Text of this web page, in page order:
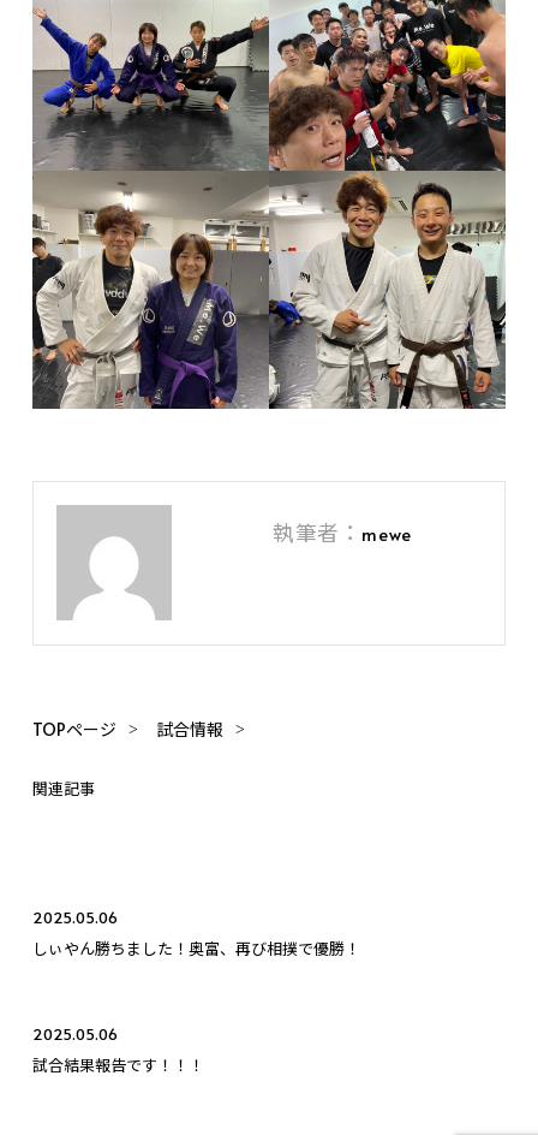
執筆者： mewe
TOPページ 試合情報
関連記事
2025.05.06
しぃやん勝ちました！奥富、再び相撲で優勝！
2025.05.06
試合結果報告です！！！